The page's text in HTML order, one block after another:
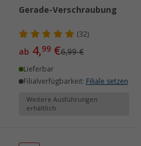
Gerade-Verschraubung
(32)
ab 4,99 €6,99 €
Lieferbar
Filialverfügbarkeit: Filiale setzen
Weitere Ausführungen
erhältlich